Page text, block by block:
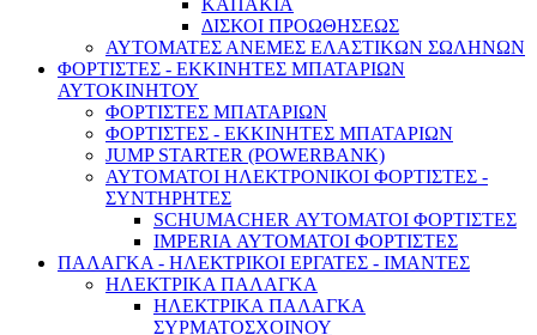
ΚΑΠΑΚΙΑ
ΔΙΣΚΟΙ ΠΡΟΩΘΗΣΕΩΣ
ΑΥΤΟΜΑΤΕΣ ΑΝΕΜΕΣ ΕΛΑΣΤΙΚΩΝ ΣΩΛΗΝΩΝ
ΦΟΡΤΙΣΤΕΣ - ΕΚΚΙΝΗΤΕΣ ΜΠΑΤΑΡΙΩΝ
ΑΥΤΟΚΙΝΗΤΟΥ
ΦΟΡΤΙΣΤΕΣ ΜΠΑΤΑΡΙΩΝ
ΦΟΡΤΙΣΤΕΣ - ΕΚΚΙΝΗΤΕΣ ΜΠΑΤΑΡΙΩΝ
JUMP STARTER (POWERBANK)
ΑΥΤΟΜΑΤΟΙ ΗΛΕΚΤΡΟΝΙΚΟΙ ΦΟΡΤΙΣΤΕΣ -
ΣΥΝΤΗΡΗΤΕΣ
SCHUMACHER ΑΥΤΟΜΑΤΟΙ ΦΟΡΤΙΣΤΕΣ
IMPERIA ΑΥΤΟΜΑΤΟΙ ΦΟΡΤΙΣΤΕΣ
ΠΑΛΑΓΚΑ - ΗΛΕΚΤΡΙΚΟΙ ΕΡΓΑΤΕΣ - ΙΜΑΝΤΕΣ
ΗΛΕΚΤΡΙΚΑ ΠΑΛΑΓΚΑ
ΗΛΕΚΤΡΙΚΑ ΠΑΛΑΓΚΑ
ΣΥΡΜΑΤΟΣΧΟΙΝΟΥ